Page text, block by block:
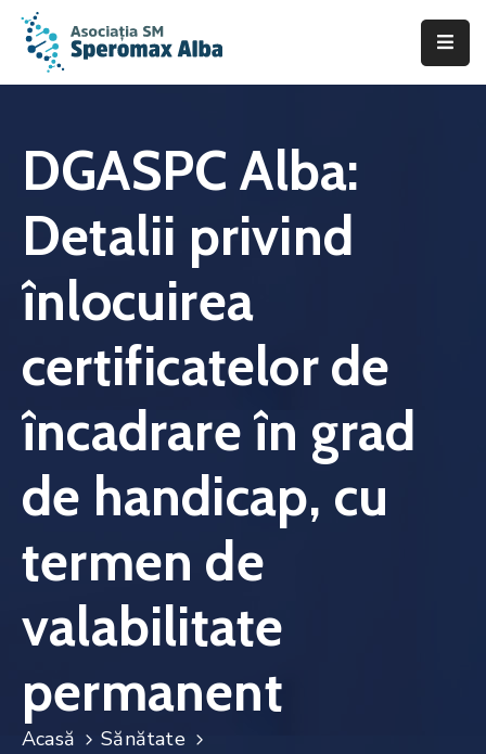
Scleroza
Multiplă
Asistență
&
de
ajutor
Noutăți
Contact
DGASPC Alba:
Detalii privind
înlocuirea
certificatelor de
încadrare în grad
de handicap, cu
termen de
valabilitate
permanent
Acasă
Sănătate